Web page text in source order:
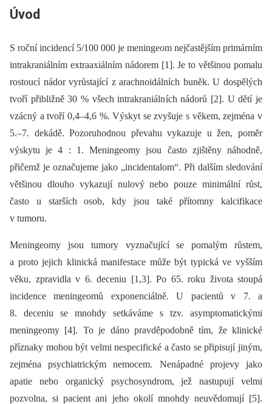
Úvod
S roční incidencí 5/100 000 je meningeom nejčastějším primárním
intrakraniálním extraaxiálním nádorem [1]. Je to většinou pomalu
rostoucí nádor vyrůstající z arachnoidálních buněk. U dospělých
tvoří přibližně 30 % všech intrakraniálních nádorů [2]. U dětí je
vzácný a tvoří 0,4–4,6 %. Výskyt se zvyšuje s věkem, zejména v
5.–7. dekádě. Pozoruhodnou převahu vykazuje u žen, poměr
výskytu je 4 : 1. Meningeomy jsou často zjištěny náhodně,
přičemž je označujeme jako „incidentalom“. Při dalším sledování
většinou dlouho vykazují nulový nebo pouze minimální růst,
často u starších osob, kdy jsou také přítomny kalcifikace
v tumoru.
Meningeomy jsou tumory vyznačující se pomalým růstem,
a proto jejich klinická manifestace může být typická ve vyšším
věku, zpravidla v 6. deceniu [1,3]. Po 65. roku života stoupá
incidence meningeomů exponenciálně. U pacientů v 7. a
8. deceniu se mnohdy setkáváme s tzv. asymptomatickými
meningeomy [4]. To je dáno pravděpodobně tím, že klinické
příznaky mohou být velmi nespecifické a často se připisují jiným,
zejména psychiatrickým nemocem. Nenápadné projevy jako
apatie nebo organický psychosyndrom, jež nastupují velmi
pozvolna, si pacient ani jeho okolí mnohdy neuvědomují [5].